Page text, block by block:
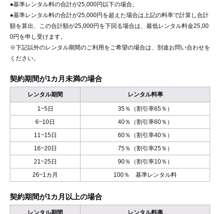
●基準レンタル料の合計が25,000円以下の場合。
●基準レンタル料の合計が25,000円を超えた場合は上記の料率で計算し合計
額を算出、この合計額が25,000円を下回る場合は、最低レンタル料金25,00
0円を申し受けます。
※下記以外のレンタル期間のご利用をご希望の場合は、別途お問い合わせを
ください。
契約期間が1カ月未満の場合
レンタル期間 レンタル料率
1~5日
35％（割引率65％）
6~10日
40％（割引率60％）
11~15日
60％（割引率40％）
16~20日
75％（割引率25％）
21~25日
90％（割引率10％）
26~1カ月
100％ 基準レンタル料
契約期間が1カ月以上の場合
レンタル期間 レンタル料率